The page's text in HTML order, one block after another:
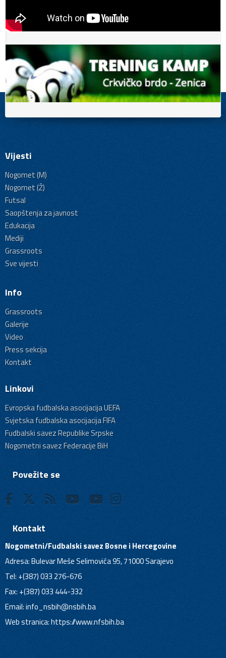
Vijesti
Nogomet (M)
Nogomet (Ž)
Futsal
Saopštenja za javnost
Edukacija
Mediji
Grassroots
Sve vijesti
Info
Grassroots
Galerije
Video
Press sekcija
Kontakt
Linkovi
Evropska fudbalska asocijacija UEFA
Svjetska fudbalska asocijacija FIFA
Fudbalski savez Republike Srpske
Nogometni savez Federacije BiH
Povežite se
Kontakt
Nogometni/Fudbalski savez Bosne i Hercegovine
Adresa: Bulevar Meše Selimovića 95, 71000 Sarajevo
Tel: +(387) 033 276-676
Fax: +(387) 033 444-332
Email:info_nsbih@nsbih.ba
Web stranica: https://www.nfsbih.ba